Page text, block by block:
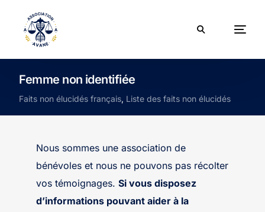
Femme non identifiée
Faits non élucidés français, Liste des faits non élucidés
Nous sommes une association de
bénévoles et nous ne pouvons pas récolter
vos témoignages. Si vous disposez
d’informations pouvant aider à la